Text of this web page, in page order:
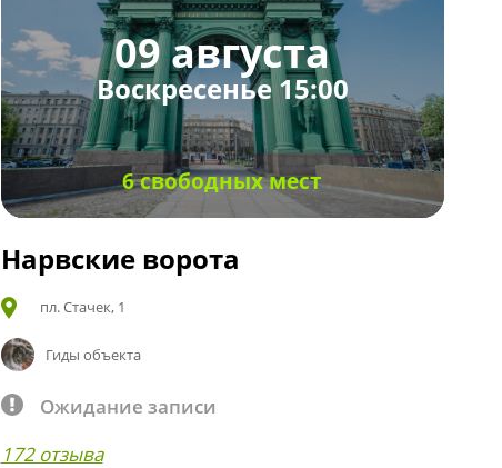
09 августа
Воскресенье 15:00
6 свободных мест
Нарвские ворота
пл. Стачек, 1
Гиды объекта
Ожидание записи
172 отзыва